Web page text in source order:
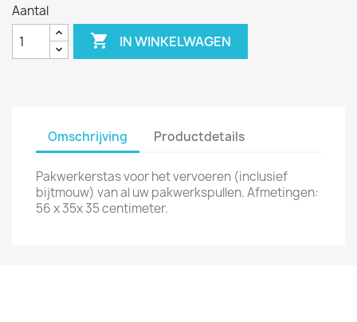
Aantal
 IN WINKELWAGEN
Omschrijving Productdetails
Pakwerkerstas voor het vervoeren (inclusief
bijtmouw) van al uw pakwerkspullen. Afmetingen:
56 x 35x 35 centimeter.